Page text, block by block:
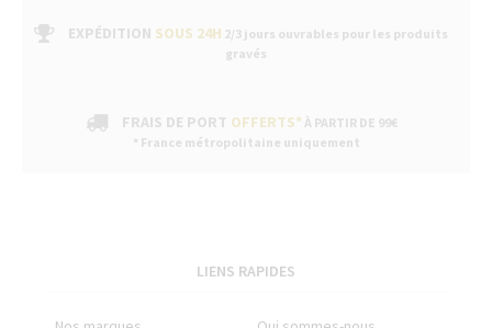
EXPÉDITION SOUS 24H 2/3 jours ouvrables pour les produits
gravés
FRAIS DE PORT OFFERTS* À PARTIR DE 99€
* France métropolitaine uniquement
LIENS RAPIDES